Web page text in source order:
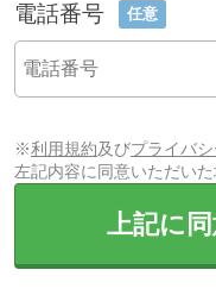
電話番号 任意
※利用規約及びプライバ
左記内容に同意いただい
上記に